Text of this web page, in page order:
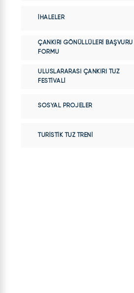
İHALELER
ÇANKIRI GÖNÜLLÜLERI BAŞVURU
FORMU
ULUSLARARASI ÇANKIRI TUZ
FESTIVALI
SOSYAL PROJELER
TURISTIK TUZ TRENI